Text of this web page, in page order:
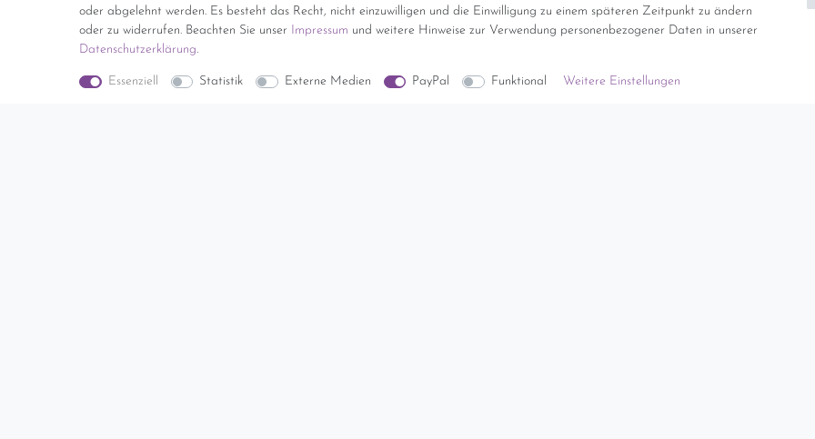
oder abgelehnt werden. Es besteht das Recht, nicht einzuwilligen und die Einwilligung zu einem späteren Zeitpunkt zu ändern
oder zu widerrufen. Beachten Sie unser Impressum und weitere Hinweise zur Verwendung personenbezogener Daten in unserer
Daten­schutz­erklärung.
Essenziell Statistik Externe Medien PayPal Funktional Weitere Einstellungen